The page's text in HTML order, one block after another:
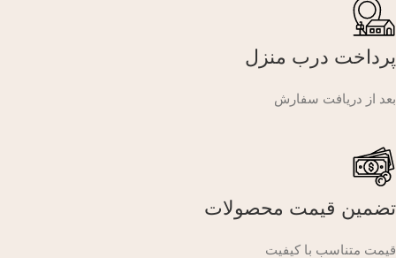
پرداخت درب منزل
بعد از دریافت سفارش
تضمین قیمت محصولات
قیمت متناسب با کیفیت